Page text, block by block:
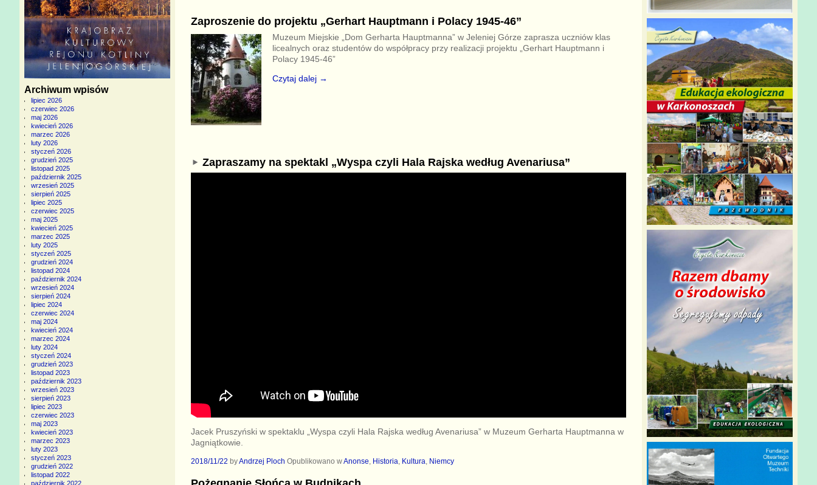
Zaproszenie do projektu „Gerhart Hauptmann i Polacy 1945-46”
Muzeum Miejskie „Dom Gerharta Hauptmanna” w Jeleniej Górze zaprasza uczniów klas
licealnych oraz studentów do współpracy przy realizacji projektu „Gerhart Hauptmann i
Polacy 1945-46”
Czytaj dalej →
Zapraszamy na spektakl „Wyspa czyli Hala Rajska według Avenariusa”
Jacek Pruszyński w spektaklu „Wyspa czyli Hala Rajska według Avenariusa” w Muzeum Gerharta Hauptmanna w
Jagniątkowie.
2018/11/22 byAndrzej Ploch Opublikowano wAnonse, Historia, Kultura, Niemcy
Archiwum wpisów
lipiec 2026
czerwiec 2026
maj 2026
kwiecień 2026
marzec 2026
luty 2026
styczeń 2026
grudzień 2025
listopad 2025
październik 2025
wrzesień 2025
sierpień 2025
lipiec 2025
czerwiec 2025
maj 2025
kwiecień 2025
marzec 2025
luty 2025
styczeń 2025
grudzień 2024
listopad 2024
październik 2024
wrzesień 2024
sierpień 2024
lipiec 2024
czerwiec 2024
maj 2024
kwiecień 2024
marzec 2024
luty 2024
styczeń 2024
grudzień 2023
listopad 2023
październik 2023
wrzesień 2023
sierpień 2023
lipiec 2023
czerwiec 2023
maj 2023
kwiecień 2023
marzec 2023
luty 2023
styczeń 2023
grudzień 2022
listopad 2022
październik 2022